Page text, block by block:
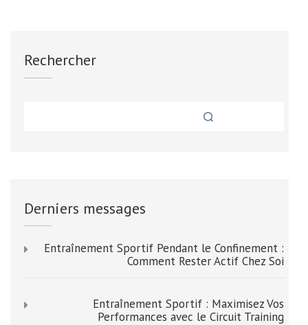
Rechercher
Derniers messages
Entraînement Sportif Pendant le Confinement :
Comment Rester Actif Chez Soi
Entraînement Sportif : Maximisez Vos
Performances avec le Circuit Training